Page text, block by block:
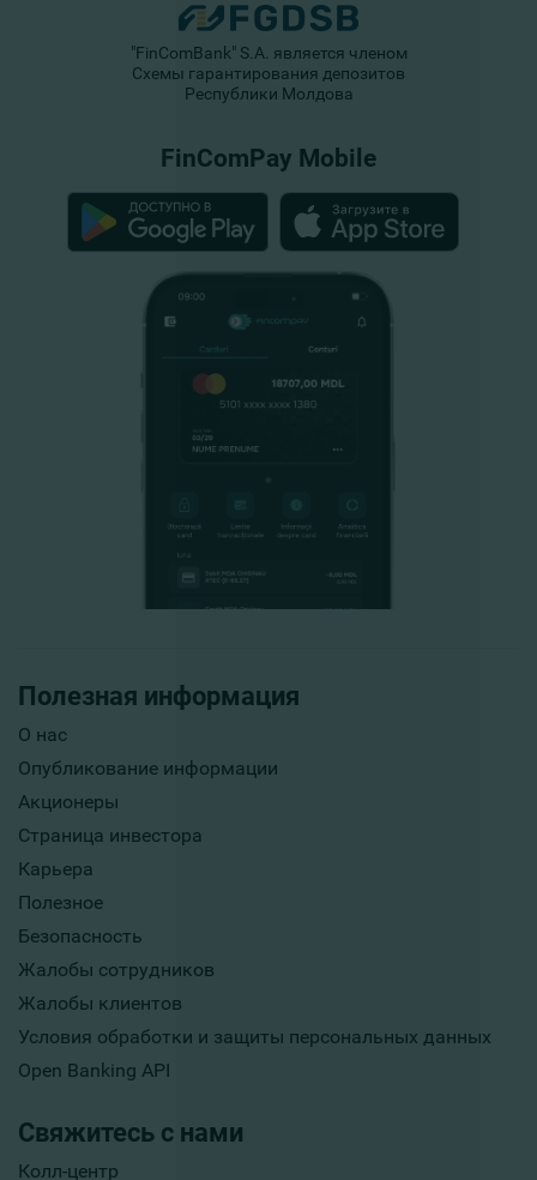
Полезная информация
О нас
Опубликование информации
Акционеры
Страница инвестора
Карьера
Полезное
Безопасность
Жалобы сотрудников
Жалобы клиентов
Условия обработки и защиты персональных данных
Open Banking API
Свяжитесь с нами
Колл-центр
"FinComBank" S.A. является членом
Схемы гарантирования депозитов
Республики Молдова
FinComPay Mobile